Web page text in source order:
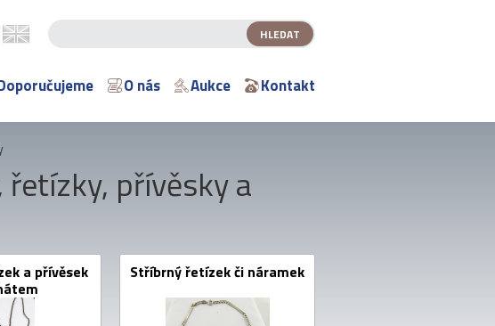
O nás Aukce Kontakt
přívěsky a
a přívěsek Stříbrný řetízek či náramek